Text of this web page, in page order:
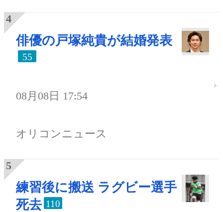
俳優の戸塚純貴が結婚発表
55
08月08日 17:54
オリコンニュース
練習後に搬送 ラグビー選手
死去 110